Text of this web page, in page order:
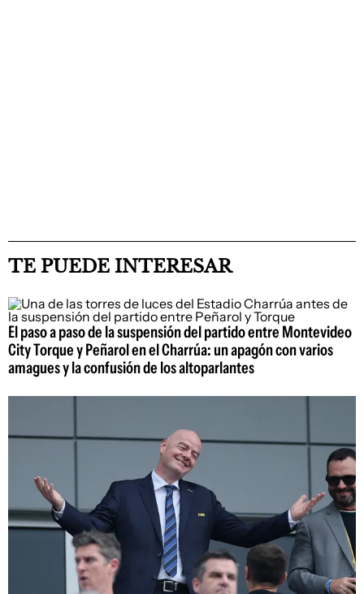
TE PUEDE INTERESAR
El paso a paso de la suspensión del partido entre Montevideo
City Torque y Peñarol en el Charrúa: un apagón con varios
amagues y la confusión de los altoparlantes